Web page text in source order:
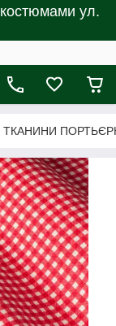
ул.
ТКАНИНИ